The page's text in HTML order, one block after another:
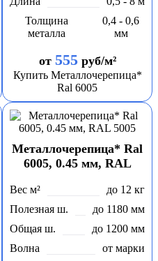
Толщина
металла
0,4 - 0,6
мм
от 555руб/м²
Купить Металлочерепица*
Ral 6005
Металлочерепица* Ral
6005, 0.45 мм, RAL
Вес м²
до 12 кг
Полезная ш.
до 1180 мм
Общая ш.
до 1200 мм
Волна
от марки